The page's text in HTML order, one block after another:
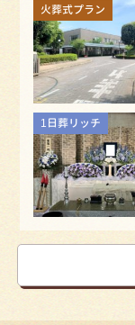
火葬式プラン
1日葬リッチ